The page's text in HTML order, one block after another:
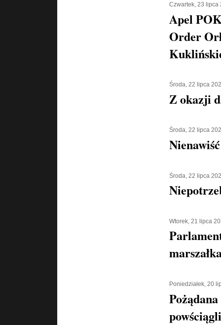
Czwartek, 23 lipca
Apel
Order
Środa, 22 lipca
Z okazji
Środa, 22 lipca
Środa, 22 lipca
Wtorek, 21 lipca
Poniedziałek, 20